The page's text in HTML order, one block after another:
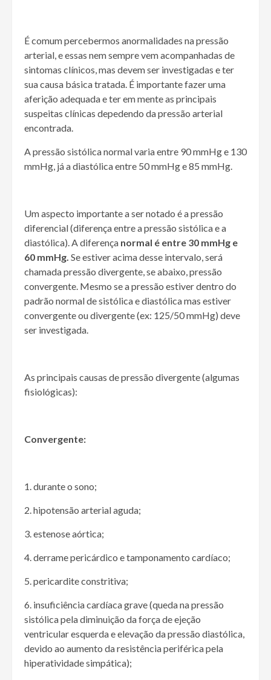
É comum percebermos anormalidades na pressão
arterial, e essas nem sempre vem acompanhadas de
sintomas clínicos, mas devem ser investigadas e ter
sua causa básica tratada. É importante fazer uma
aferição adequada e ter em mente as principais
suspeitas clínicas depedendo da pressão arterial
encontrada.
A pressão sistólica normal varia entre 90 mmHg e 130
mmHg, já a diastólica entre 50 mmHg e 85 mmHg.
Um aspecto importante a ser notado é a pressão
diferencial (diferença entre a pressão sistólica e a
diastólica). A diferença normal é entre 30 mmHg e
60 mmHg. Se estiver acima desse intervalo, será
chamada pressão divergente, se abaixo, pressão
convergente. Mesmo se a pressão estiver dentro do
padrão normal de sistólica e diastólica mas estiver
convergente ou divergente (ex: 125/50 mmHg) deve
ser investigada.
As principais causas de pressão divergente (algumas
fisiológicas):
Convergente:
1. durante o sono;
2. hipotensão arterial aguda;
3. estenose aórtica;
4. derrame pericárdico e tamponamento cardíaco;
5. pericardite constritiva;
6. insuficiência cardíaca grave (queda na pressão
sistólica pela diminuição da força de ejeção
ventricular esquerda e elevação da pressão diastólica,
devido ao aumento da resistência periférica pela
hiperatividade simpática);